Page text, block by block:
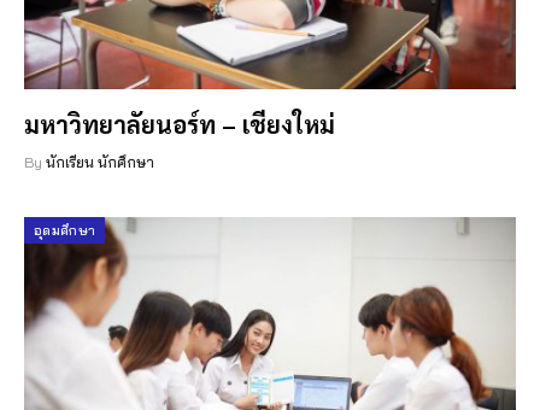
มหาวิทยาลัยนอร์ท – เชียงใหม่
By นักเรียน นักศึกษา
อุดมศึกษา